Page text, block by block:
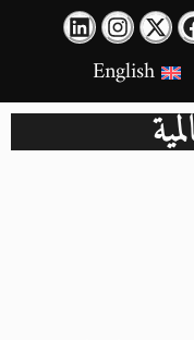
English